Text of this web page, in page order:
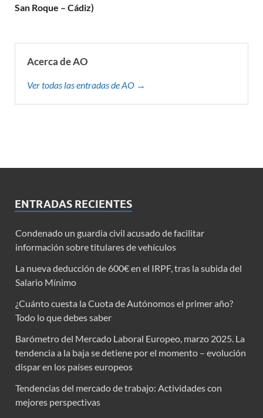
San Roque – Cádiz)
Acerca de AO
Ver todas las entradas de AO →
ENTRADAS RECIENTES
Condenado un guardia civil acusado de facilitar
información sobre titulares de vehículos
La nueva deducción de 600€ en el IRPF, tras la subida del
Salario Mínimo
¿Cuánto cuesta la Cuota de Autónomos el primer año?
Todo lo que debes saber
Barómetro del Mercado Laboral Europeo, marzo 2025. La
tendencia a la baja se detiene por el momento – evolución
dispar en los países europeos
Tendencias del mercado de trabajo: Actividades con
mejores perspectivas